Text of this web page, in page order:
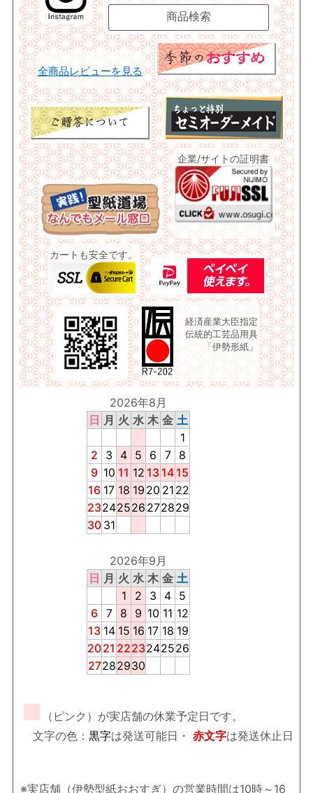
全商品レビューを見る
企業/サイトの証明書
カートも安全です。
経済産業大臣指定
伝統的工芸品用具
「伊勢形紙」
2026年8月
日 月 火 水 木 金 土
1
2
3 4 5 6 7
8
9 10 11 12 13 14 15
16 17 18 19 20 21 22
23242526 272829
30 31
2026年9月
日 月 火 水 木 金 土
1
2 3 4 5
6 7 8 9 10 11 12
13 14 15 16 17 18 19
2021 2223242526
27282930
■
（ピンク）が実店舗の休業予定日です。
文字の色： 黒字は発送可能日・ 赤文字は発送休止日
※実店舗（伊勢型紙おおすぎ）の営業時間は10時～16